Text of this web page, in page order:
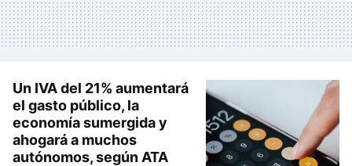
Un IVA del 21% aumentará
el gasto público, la
economía sumergida y
ahogará a muchos
autónomos, según ATA